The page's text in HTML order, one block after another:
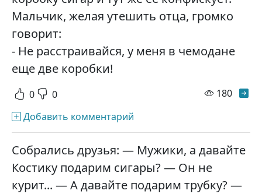
Мальчик, желая утешить отца, громко
говорит:
- Не расстраивайся, у меня в чемодане
еще две коробки!
0 0 180
Добавить комментарий
Собрались друзья: — Мужики, а давайте
Костику подарим сигары? — Он не
курит... — А давайте подарим трубку? —